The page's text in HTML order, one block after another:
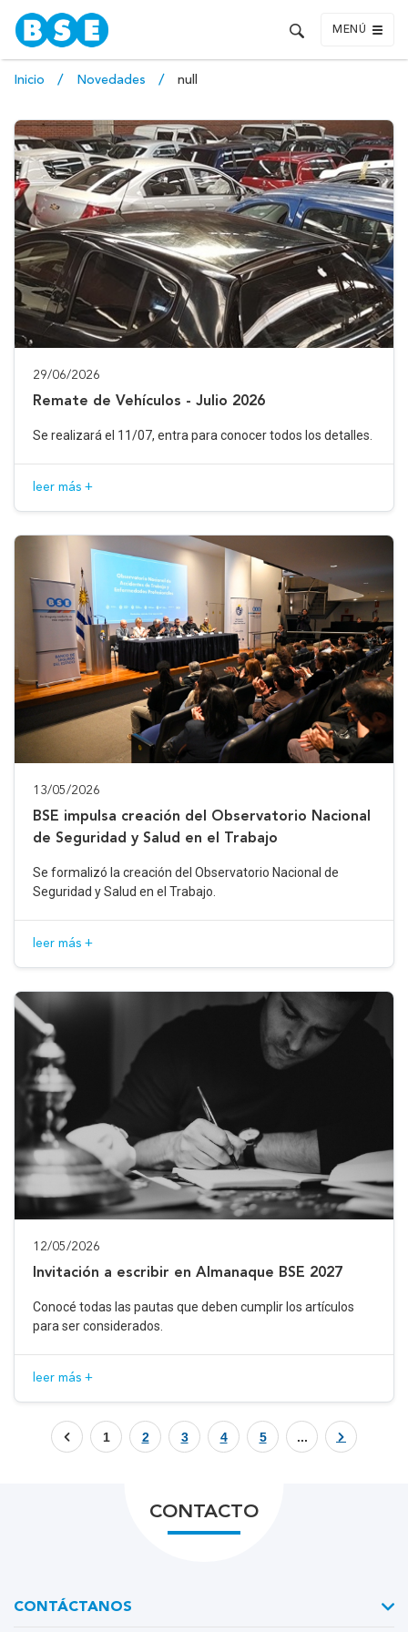
MENÚ
Inicio Novedades null
29/06/2026
Remate de Vehículos - Julio 2026
Se realizará el 11/07, entra para conocer todos los detalles.
leer más +
13/05/2026
BSE impulsa creación del Observatorio Nacional
de Seguridad y Salud en el Trabajo
Se formalizó la creación del Observatorio Nacional de
Seguridad y Salud en el Trabajo.
leer más +
12/05/2026
Invitación a escribir en Almanaque BSE 2027
Conocé todas las pautas que deben cumplir los artículos
para ser considerados.
leer más +
1 2 3 4 5 ...
CONTACTO
CONTÁCTANOS